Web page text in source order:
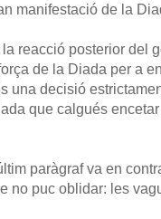
manifestació de la
reacció posterior del
de la Diada per a
una decisió
que calgués
paràgraf va en
no puc oblidar: les